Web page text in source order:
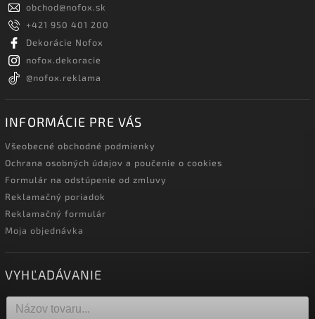
obchod@nofox.sk
+421 950 401 200
Dekorácie Nofox
nofox.dekoracie
@nofox.reklama
INFORMÁCIE PRE VÁS
Všeobecné obchodné podmienky
Ochrana osobných údajov a poučenie o cookies
Formulár na odstúpenie od zmluvy
Reklamačný poriadok
Reklamačný formulár
Moja objednávka
VYHĽADÁVANIE